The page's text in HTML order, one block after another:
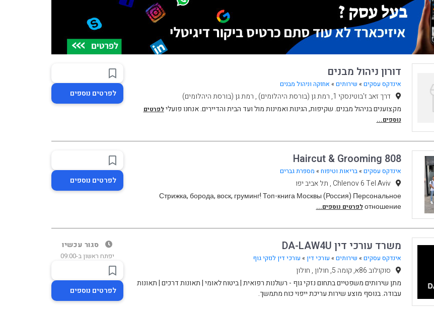
דורון ניהול מבנים
אינדקס עסקים » שירותים » אחזקה וניהול מבנים
דרך זאב ז'בוטינסקי 1, רמת גן (בורסת היהלומים) , רמת גן (בורסת היהלומים)
מקצוענים בניהול מבנים. שקיפות, הגינות ואמינות מול ועד הבית והדיירים. אנחנו פועלילפרטים
נוספים...
לפרטים נוספים
808 Haircut & Grooming
אינדקס עסקים »בריאות וטיפוח » מספרת גברים
Стрижка, борода, воск, груминг! Топ-книга Москвы (Россия) Персональное
отношениеלפרטים נוספים...
לפרטים נוספים
משרד עורכי דין DA-LAW4U
אינדקס עסקים » שירותים » עורכי דין » עורכי דין לנזקי גוף
סוקולוב 86א, קומה 5, חולון , חולון
מתן שירותים משפטיים בתחום נזקי גוף - רשלנות רפואית | ביטוח לאומי | תאונות דרכים | תאונות
עבודה. בנוסף מוצע שירות עריכת ייפוי כוח מתמשך.
סגור עכשיו
יפתח ראשון ב-09:00
לפרטים נוספים